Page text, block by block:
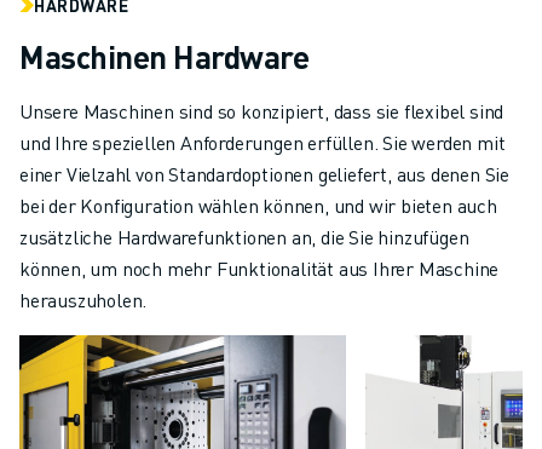
HARDWARE
Maschinen Hardware
Unsere Maschinen sind so konzipiert, dass sie flexibel sind
und Ihre speziellen Anforderungen erfüllen. Sie werden mit
einer Vielzahl von Standardoptionen geliefert, aus denen Sie
bei der Konfiguration wählen können, und wir bieten auch
zusätzliche Hardwarefunktionen an, die Sie hinzufügen
können, um noch mehr Funktionalität aus Ihrer Maschine
herauszuholen.